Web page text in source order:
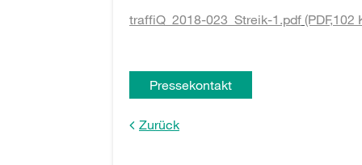
traffiQ_2018-023_Streik-1.pdf (PDF,102
Pressekontakt
Zurück